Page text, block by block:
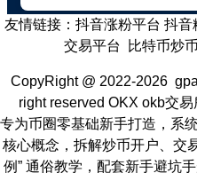
友情链接： 抖音涨粉平台 抖音
交易平台
比特币炒
CopyRight @ 2022-2026
right reserved OKX okb交易
专为币圈零基础新手打造，系
核心概念，拆解炒币开户、交
例” 通俗教学，配套新手避坑